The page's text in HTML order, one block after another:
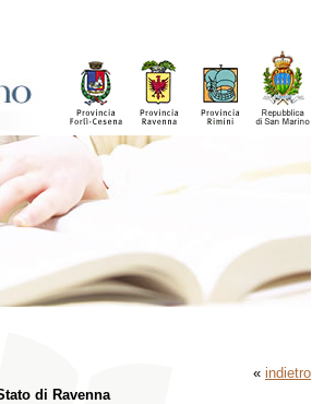
« indietro
di Ravenna